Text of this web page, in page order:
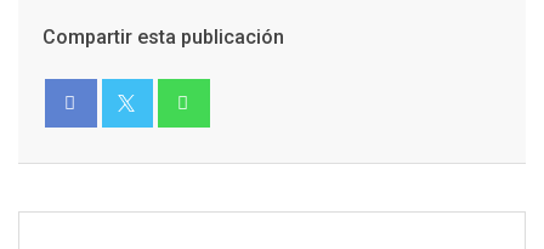
Compartir esta publicación